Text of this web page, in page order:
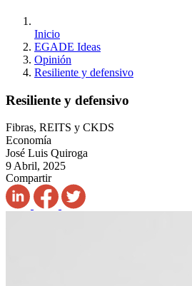
Inicio
EGADE Ideas
Opinión
Resiliente y defensivo
Resiliente y defensivo
Fibras, REITS y CKDS
Economía
José Luis Quiroga
9 Abril, 2025
Compartir